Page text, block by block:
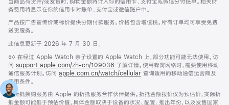
当商品有货并/或发货时，购物金额将计入你的信用卡、支付宝或微信分付账单。相关财
务费用将显示在你的信用卡对账单、支付宝或微信账户中。
产品按广告宣传价或标价提供分期付款服务。价格包含增值税。所有订单均可享受免费
送货服务。
此信息更新于 2026 年 7 月 30 日。
脚
注
◊◊ 在经过 Apple Watch 亲子设置的 Apple Watch 上，部分功能可能无法使用。访
问 support.apple.com/zh-cn/109036 (在
新
中
了解详情。使用蜂窝网络时，需要使用移动
通信服务计划。访问 apple.com.cn/watch/cellular 查询适用的移动通信运营商及
适用条件。
脚
注
∆ 折抵换购服务由 Apple 的折抵服务合作伙伴提供。折抵金额报价仅为预估价，实际折
抵金额可能低于预估价值，具体金额取决于设备的状况、配置、推出年份，以及发售国家